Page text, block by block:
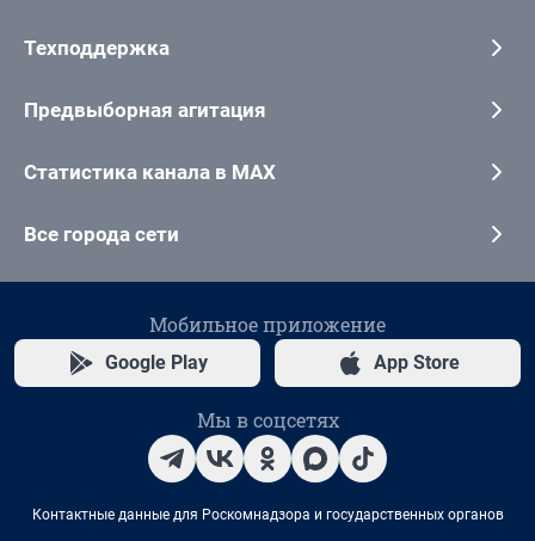
Техподдержка
Предвыборная агитация
Статистика канала в MAX
Все города сети
Мобильное приложение
Google Play App Store
Мы в соцсетях
Контактные данные для Роскомнадзора и государственных органов